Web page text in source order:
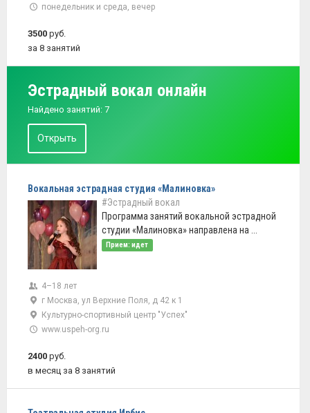
понедельник и среда, вечер
3500 руб.
за 8 занятий
Эстрадный вокал онлайн
Найдено занятий: 7
Открыть
Вокальная эстрадная студия «Малиновка»
#Эстрадный вокал
Программа занятий вокальной эстрадной
студии «Малиновка» направлена на ...
Прием: идет
4–18 лет
г Москва, ул Верхние Поля, д 42 к 1
Культурно-спортивный центр "Успех"
www.uspeh-org.ru
2400 руб.
в месяц за 8 занятий